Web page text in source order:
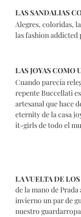
LAS SANDALIAS
Alegres, coloridas,
las fashion
LAS JOYAS COMO
Cuando parecía
repente Buccellati
artesanal que hace
eternity de la casa
it-girls de todo el
LA VUELTA DE
de la mano de
invierno un par de
nuestro